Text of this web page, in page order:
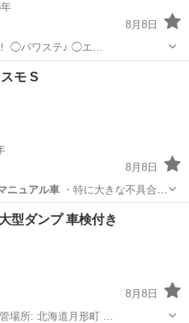
8月8日
！ ◯パワステ♪ ◯エ…
モ S
8月8日
ニュアル車・特に大きな不具合な
マーチ
型ダンプ 車検付き
8月8日
場所: 北海道月形町 …